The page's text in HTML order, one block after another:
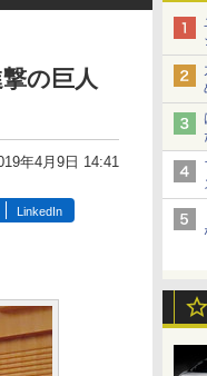
の巨人
年4月9日 14:41
LinkedIn